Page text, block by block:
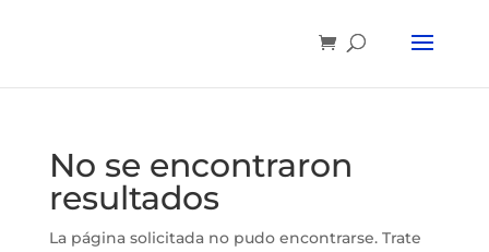
No se encontraron
resultados
La página solicitada no pudo encontrarse. Trate